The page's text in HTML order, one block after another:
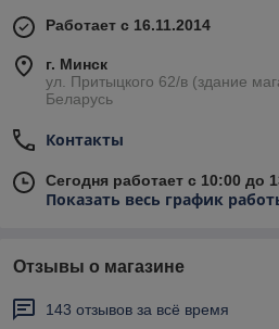
Работает с 16.11.2014
г. Минск
ул. Притыцкого 62/в (здание
Беларусь
Контакты
Сегодня работает с 10:00 до
Показать весь график
Отзывы о магазине
143 отзывов за всё время